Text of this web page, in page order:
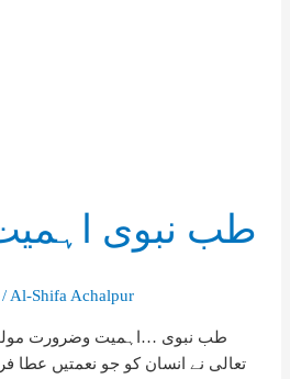
طب نبوی
/ Al-Shifa Achalpur
طب نبوی …اہمیت وضرورت
تعالی نے انسان کو جو نعمتیں عطا